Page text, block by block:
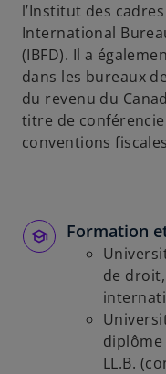
l’Institut des
International
(IBFD). Il a
dans les bureaux
du revenu du
titre de
conventions
Formation
de
diplôme
LL.B.